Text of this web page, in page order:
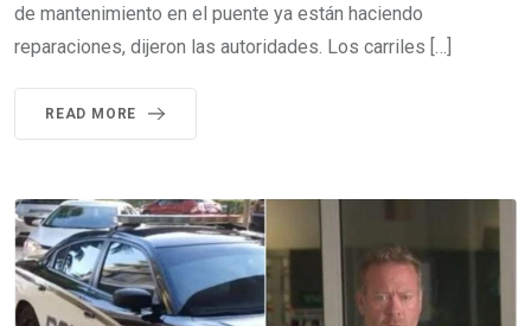
de mantenimiento en el puente ya están haciendo
reparaciones, dijeron las autoridades. Los carriles […]
READ MORE